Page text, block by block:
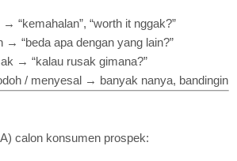
“kemahalan”, “worth it nggak?”
→ “beda apa dengan yang lain?”
→ “kalau rusak gimana?”
/ menyesal → banyak nanya, bandingin
calon konsumen prospek: